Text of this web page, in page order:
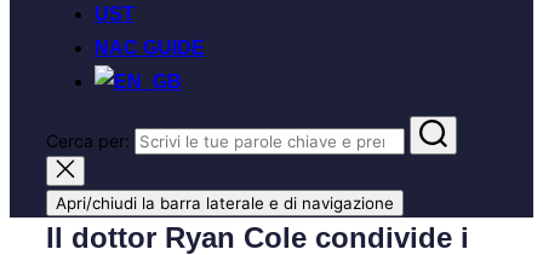
UST
NAC GUIDE
Cerca per:
Apri/chiudi la barra laterale e di navigazione
Il dottor Ryan Cole condivide i